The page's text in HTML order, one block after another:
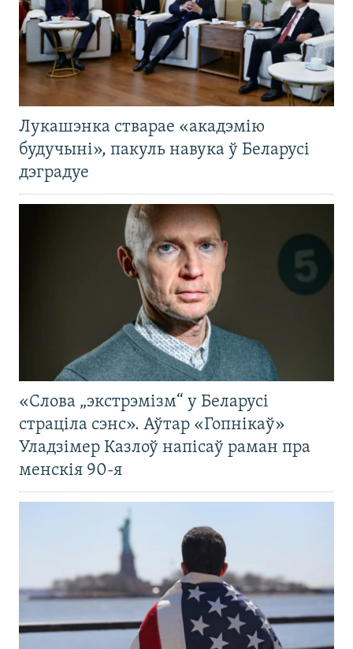
Лукашэнка стварае «акадэмію
будучыні», пакуль навука ў Беларусі
дэградуе
«Слова „экстрэмізм“ у Беларусі
страціла сэнс». Аўтар «Гопнікаў»
Уладзімер Казлоў напісаў раман пра
менскія 90-я